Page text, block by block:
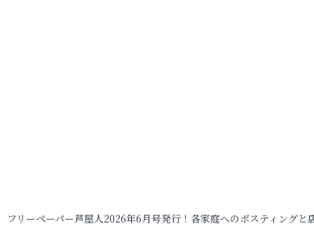
フリーペーパー芦屋人2026年6月号発行！各家庭へのポスティングと